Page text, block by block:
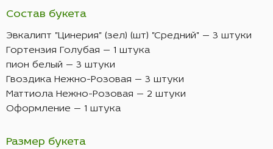
Состав букета
Эвкалипт "Цинерия" (зел) (шт) "Средний" — 3 штуки
Гортензия Голубая — 1 штука
пион белый — 3 штуки
Гвоздика Нежно-Розовая — 3 штуки
Маттиола Нежно-Розовая — 2 штуки
Оформление — 1 штука
Размер букета